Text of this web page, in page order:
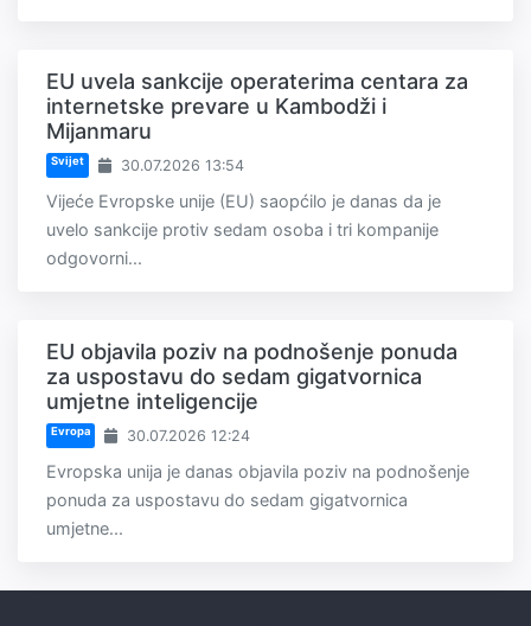
EU uvela sankcije operaterima centara za
internetske prevare u Kambodži i
Mijanmaru
Svijet 30.07.2026 13:54
Vijeće Evropske unije (EU) saopćilo je danas da je
uvelo sankcije protiv sedam osoba i tri kompanije
odgovorni...
EU objavila poziv na podnošenje ponuda
za uspostavu do sedam gigatvornica
umjetne inteligencije
Evropa 30.07.2026 12:24
Evropska unija je danas objavila poziv na podnošenje
ponuda za uspostavu do sedam gigatvornica
umjetne...